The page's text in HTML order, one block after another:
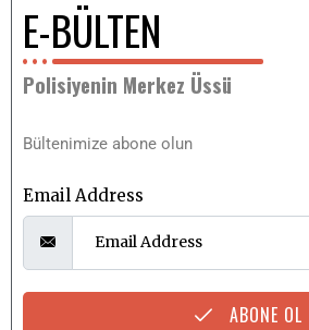
E-BÜLTEN
Polisiyenin Merkez Üssü
Bültenimize abone olun
Email Address
ABONE OL